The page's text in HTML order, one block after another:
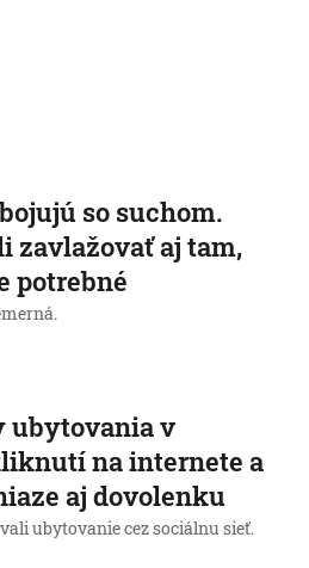
so suchom.
zavlažovať aj tam,
potrebné
ubytovania v
na internete a
aj dovolenku
ubytovanie cez sociálnu sieť.